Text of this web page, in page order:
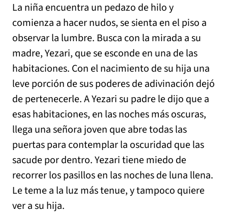
La niña encuentra un pedazo de hilo y
comienza a hacer nudos, se sienta en el piso a
observar la lumbre. Busca con la mirada a su
madre, Yezari, que se esconde en una de las
habitaciones. Con el nacimiento de su hija una
leve porción de sus poderes de adivinación dejó
de pertenecerle. A Yezari su padre le dijo que a
esas habitaciones, en las noches más oscuras,
llega una señora joven que abre todas las
puertas para contemplar la oscuridad que las
sacude por dentro. Yezari tiene miedo de
recorrer los pasillos en las noches de luna llena.
Le teme a la luz más tenue, y tampoco quiere
ver a su hija.